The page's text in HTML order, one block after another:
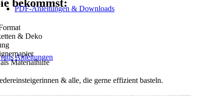
PDF-Anleitungen & Downloads
Anleitungen
bekommst:
& Deko
Materialhilfe
& alle, die gerne effizient basteln.